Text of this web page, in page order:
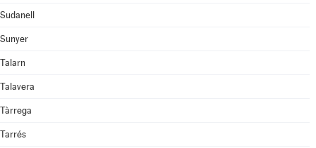
Sudanell
Sunyer
Talarn
Talavera
Tàrrega
Tarrés